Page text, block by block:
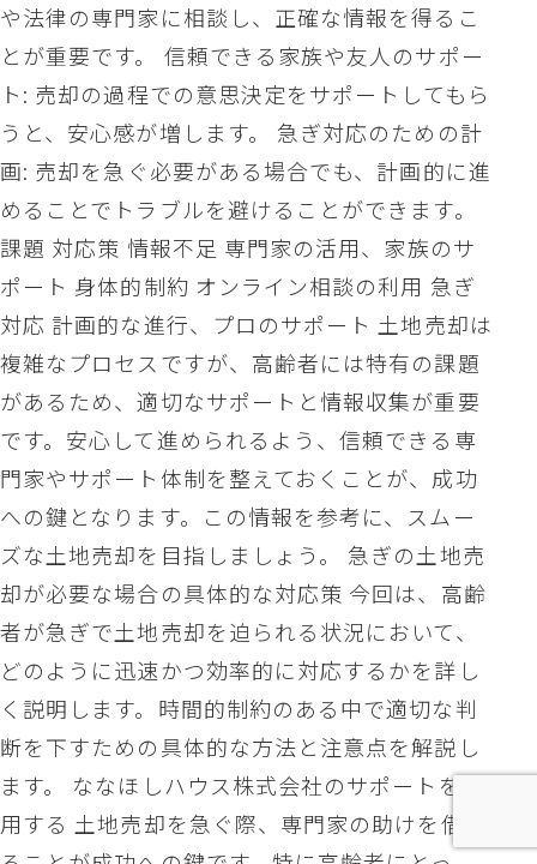
や法律の専門家に相談し、正確な情報を得るこ
とが重要です。 信頼できる家族や友人のサポー
ト: 売却の過程での意思決定をサポートしてもら
うと、安心感が増します。 急ぎ対応のための計
画: 売却を急ぐ必要がある場合でも、計画的に進
めることでトラブルを避けることができます。
課題 対応策 情報不足 専門家の活用、家族のサ
ポート 身体的制約 オンライン相談の利用 急ぎ
対応 計画的な進行、プロのサポート 土地売却は
複雑なプロセスですが、高齢者には特有の課題
があるため、適切なサポートと情報収集が重要
です。安心して進められるよう、信頼できる専
門家やサポート体制を整えておくことが、成功
への鍵となります。この情報を参考に、スムー
ズな土地売却を目指しましょう。 急ぎの土地売
却が必要な場合の具体的な対応策 今回は、高齢
者が急ぎで土地売却を迫られる状況において、
どのように迅速かつ効率的に対応するかを詳し
く説明します。時間的制約のある中で適切な判
断を下すための具体的な方法と注意点を解説し
ます。 ななほしハウス株式会社のサポートを活
用する 土地売却を急ぐ際、専門家の助けを借り